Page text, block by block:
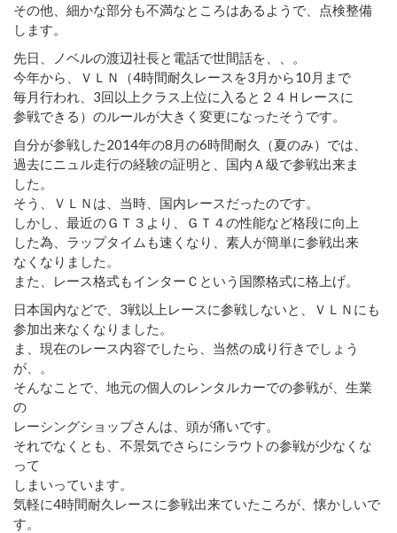
その他、細かな部分も不満なところはあるようで、点検整備
します。
先日、ノベルの渡辺社長と電話で世間話を、、。
今年から、ＶＬＮ（4時間耐久レースを3月から10月まで
毎月行われ、3回以上クラス上位に入ると２４Ｈレースに
参戦できる）のルールが大きく変更になったそうです。
自分が参戦した2014年の8月の6時間耐久（夏のみ）では、
過去にニュル走行の経験の証明と、国内Ａ級で参戦出来ま
した。
そう、ＶＬＮは、当時、国内レースだったのです。
しかし、最近のＧＴ３より、ＧＴ４の性能など格段に向上
した為、ラップタイムも速くなり、素人が簡単に参戦出来
なくなりました。
また、レース格式もインターＣという国際格式に格上げ。
日本国内などで、3戦以上レースに参戦しないと、ＶＬＮにも
参加出来なくなりました。
ま、現在のレース内容でしたら、当然の成り行きでしょう
が、。
そんなことで、地元の個人のレンタルカーでの参戦が、生業
の
レーシングショップさんは、頭が痛いです。
それでなくとも、不景気でさらにシラウトの参戦が少なくな
って
しまいっています。
気軽に4時間耐久レースに参戦出来ていたころが、懐かしいで
す。